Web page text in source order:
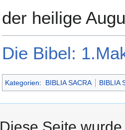
der heilige
Die Bibel:
Kategorien: BIBLIA SACRA BIBLIA